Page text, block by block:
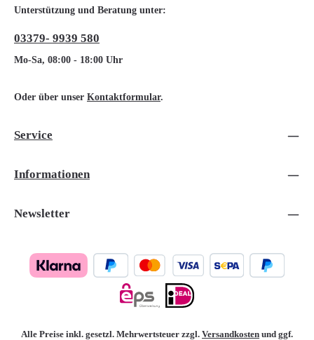
Unterstützung und Beratung unter:
03379- 9939 580
Mo-Sa, 08:00 - 18:00 Uhr
Oder über unser Kontaktformular.
Service
Informationen
Newsletter
Alle Preise inkl. gesetzl. Mehrwertsteuer zzgl. Versandkosten und ggf.